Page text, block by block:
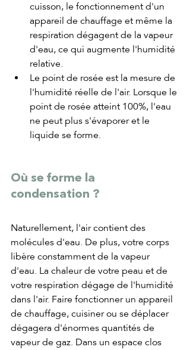
cuisson, le fonctionnement d'un
appareil de chauffage et même la
respiration dégagent de la vapeur
d'eau, ce qui augmente l'humidité
relative.
Le point de rosée est la mesure de
l'humidité réelle de l'air. Lorsque le
point de rosée atteint 100%, l'eau
ne peut plus s'évaporer et le
liquide se forme.
Où se forme la
condensation ?
Naturellement, l'air contient des
molécules d'eau. De plus, votre corps
libère constamment de la vapeur
d'eau. La chaleur de votre peau et de
votre respiration dégage de l'humidité
dans l'air. Faire fonctionner un appareil
de chauffage, cuisiner ou se déplacer
dégagera d'énormes quantités de
vapeur de gaz. Dans un espace clos